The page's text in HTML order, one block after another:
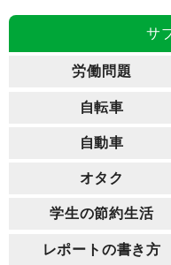
サ
労働問題
自転車
自動車
オタク
学生の節約生活
レポートの書き方